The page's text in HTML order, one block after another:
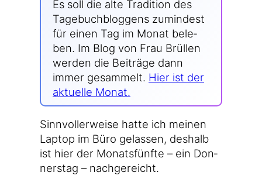
Es soll die alte Tra­di­ti­on des
Tage­buch­blog­gens zumin­dest
für einen Tag im Monat bele­
ben. Im Blog von Frau Brül­len
wer­den die Bei­trä­ge dann
immer gesam­melt. Hier ist der
aktu­el­le Monat.
Sinn­vol­ler­wei­se hat­te ich mei­nen
Lap­top im Büro gelas­sen, des­halb
ist hier der Monats­fünf­te – ein Don­
ners­tag – nachgereicht.